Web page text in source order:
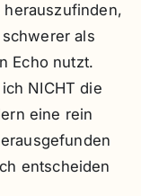
als
Echo nutzt.
NICHT die
eine rein
entscheiden